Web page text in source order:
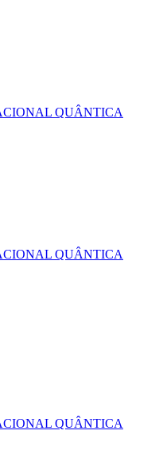
QUÂNTICA
QUÂNTICA
QUÂNTICA